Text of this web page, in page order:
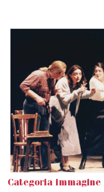
Categoria immagine